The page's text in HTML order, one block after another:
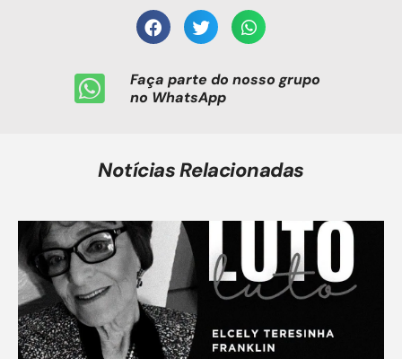
Faça parte do nosso grupo
no WhatsApp
Notícias Relacionadas